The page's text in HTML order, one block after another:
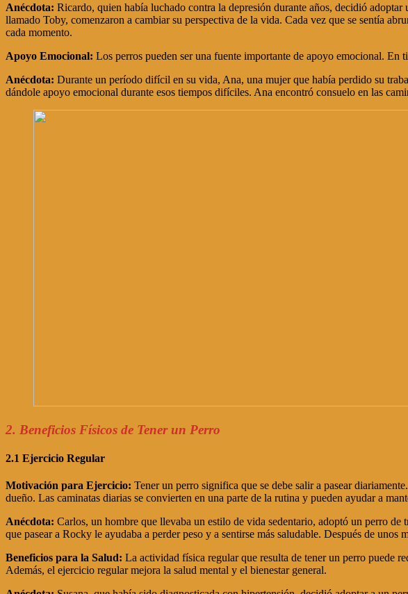
Anécdota: Ricardo, quien había luchado contra la depresión durante años, decidió
llamado Toby, comenzaron a cambiar su perspectiva de la vida. Cada vez que se sentía
cada momento.
Apoyo Emocional: Los perros pueden ser una fuente importante de apoyo emocional.
Anécdota: Durante un período difícil en su vida, Ana, una mujer que había perdido su
dándole apoyo emocional durante esos tiempos difíciles. Ana encontró consuelo en las
2. Beneficios Físicos de Tener un Perro
2.1 Ejercicio Regular
Motivación para Ejercicio: Tener un perro significa que se debe salir a pasear
dueño. Las caminatas diarias se convierten en una parte de la rutina y pueden ayudar a
Anécdota: Carlos, un hombre que llevaba un estilo de vida sedentario, adoptó un perro
que pasear a Rocky le ayudaba a perder peso y a sentirse más saludable. Después de
Beneficios para la Salud: La actividad física regular que resulta de tener un perro puede
Además, el ejercicio regular mejora la salud mental y el bienestar general.